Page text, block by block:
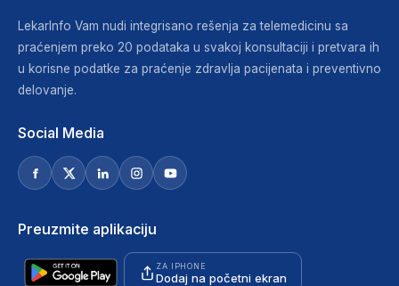
LekarInfo Vam nudi integrisano rešenja za telemedicinu sa
praćenjem preko 20 podataka u svakoj konsultaciji i pretvara ih
u korisne podatke za praćenje zdravlja pacijenata i preventivno
delovanje.
Social Media
Preuzmite aplikaciju
ZA IPHONE
Dodaj na početni ekran